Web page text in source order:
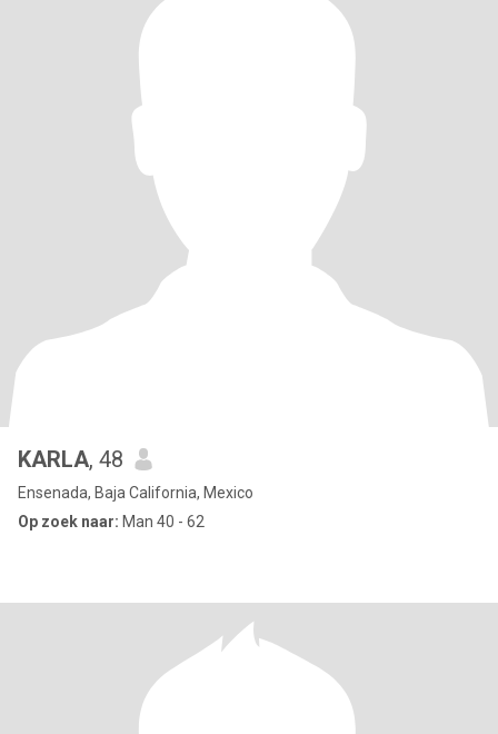
KARLA, 48
Ensenada, Baja California, Mexico
Op zoek naar: Man 40 - 62